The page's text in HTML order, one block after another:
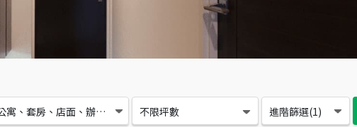
公寓、套房、店面、辦公、大樓、華廈 不限坪數 進階篩選(1)